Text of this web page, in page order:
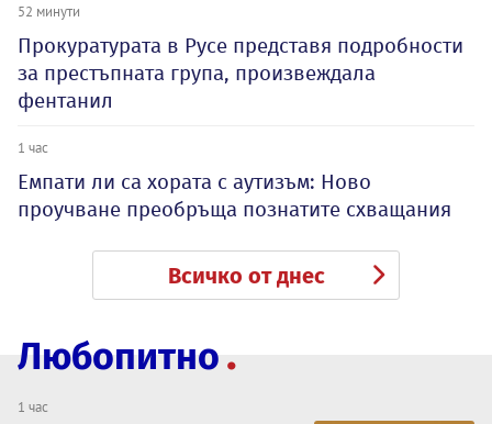
52 минути
Прокуратурата в Русе представя подробности
за престъпната група, произвеждала
фентанил
1 час
Емпати ли са хората с аутизъм: Ново
проучване преобръща познатите схващания
Всичко от днес
Любопитно
1 час